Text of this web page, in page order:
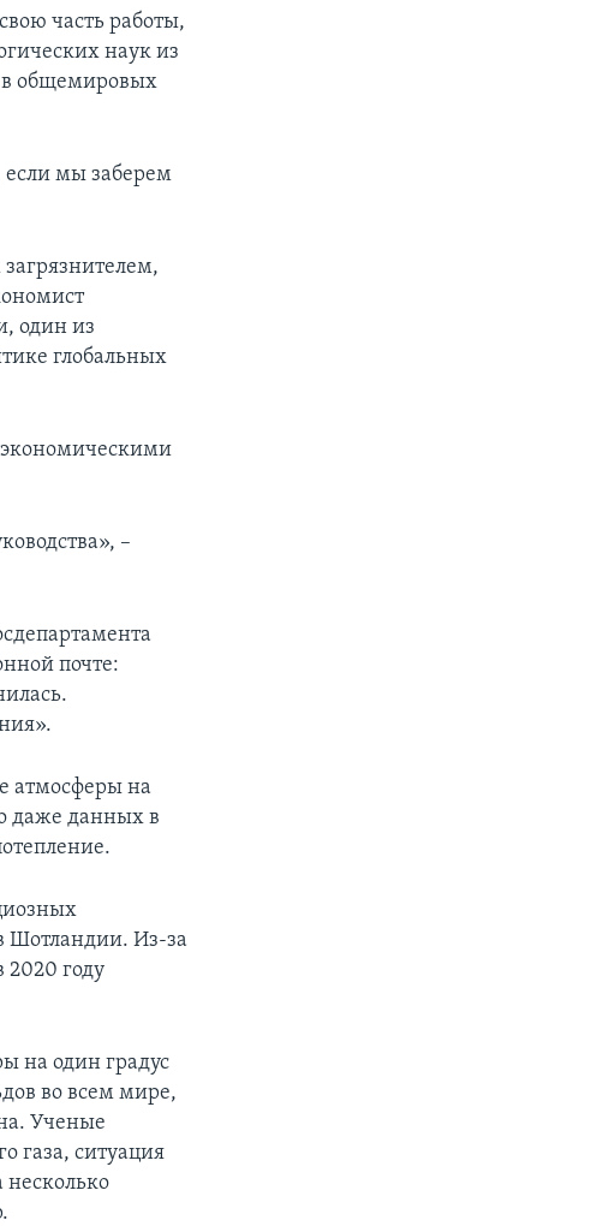
часть работы,
наук из
в общемировых
если мы заберем
один из
глобальных
–
почте:
атмосферы на
даже данных в
Шотландии. Из-за
2020 году
на один градус
во всем мире,
Ученые
газа, ситуация
несколько